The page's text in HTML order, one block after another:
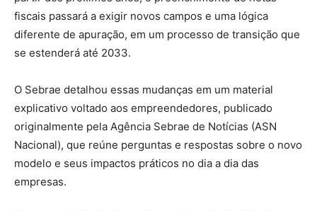
fiscais passará a exigir novos campos e uma lógica
diferente de apuração, em um processo de transição que
se estenderá até 2033.
O Sebrae detalhou essas mudanças em um material
explicativo voltado aos empreendedores, publicado
originalmente pela Agência Sebrae de Notícias (ASN
Nacional), que reúne perguntas e respostas sobre o novo
modelo e seus impactos práticos no dia a dia das
empresas.